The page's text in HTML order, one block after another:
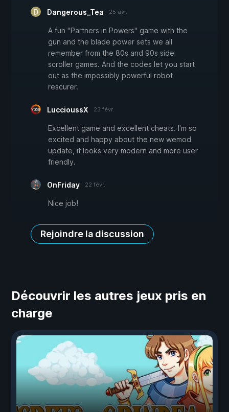
Dangerous_Tea 25 avr.
A fun "Partners in Powers" game with the
gun and the blade power sets we all
remember from the 80s and 90s side
scroller games. And the codes let you start
out as the impossibly powerful robot
rescurer.
LuccioussX 23 févr.
Excellent game and excellent cheats. I'm so
excited and happy about the new wemod
update, it looks very modern and more user
friendly.
OnFriday 22 févr.
Nice job!
Rejoindre la discussion
Découvrir les autres jeux pris en
charge